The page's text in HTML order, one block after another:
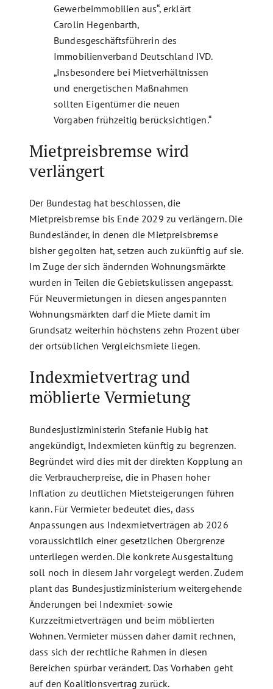
Gewerbeimmobilien aus“, erklärt
Carolin Hegenbarth,
Bundesgeschäftsführerin des
Immobilienverband Deutschland IVD.
„Insbesondere bei Mietverhältnissen
und energetischen Maßnahmen
sollten Eigentümer die neuen
Vorgaben frühzeitig berücksichtigen.“
Mietpreisbremse wird
verlängert
Der Bundestag hat beschlossen, die
Mietpreisbremse bis Ende 2029 zu verlängern. Die
Bundesländer, in denen die Mietpreisbremse
bisher gegolten hat, setzen auch zukünftig auf sie.
Im Zuge der sich ändernden Wohnungsmärkte
wurden in Teilen die Gebietskulissen angepasst.
Für Neuvermietungen in diesen angespannten
Wohnungsmärkten darf die Miete damit im
Grundsatz weiterhin höchstens zehn Prozent über
der ortsüblichen Vergleichsmiete liegen.
Indexmietvertrag und
möblierte Vermietung
Bundesjustizministerin Stefanie Hubig hat
angekündigt, Indexmieten künftig zu begrenzen.
Begründet wird dies mit der direkten Kopplung an
die Verbraucherpreise, die in Phasen hoher
Inflation zu deutlichen Mietsteigerungen führen
kann. Für Vermieter bedeutet dies, dass
Anpassungen aus Indexmietverträgen ab 2026
voraussichtlich einer gesetzlichen Obergrenze
unterliegen werden. Die konkrete Ausgestaltung
soll noch in diesem Jahr vorgelegt werden. Zudem
plant das Bundesjustizministerium weitergehende
Änderungen bei Indexmiet- sowie
Kurzzeitmietverträgen und beim möblierten
Wohnen. Vermieter müssen daher damit rechnen,
dass sich der rechtliche Rahmen in diesen
Bereichen spürbar verändert. Das Vorhaben geht
auf den Koalitionsvertrag zurück.